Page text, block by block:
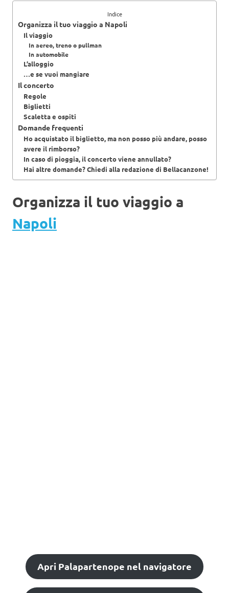
Indice
Organizza il tuo viaggio a Napoli
Il viaggio
In aereo, treno o pullman
In automobile
L’alloggio
…e se vuoi mangiare
Il concerto
Regole
Biglietti
Scaletta e ospiti
Domande frequenti
Ho acquistato il biglietto, ma non posso più andare, posso
avere il rimborso?
In caso di pioggia, il concerto viene annullato?
Hai altre domande? Chiedi alla redazione di Bellacanzone!
Organizza il tuo viaggio a
Napoli
Apri Palapartenope nel navigatore